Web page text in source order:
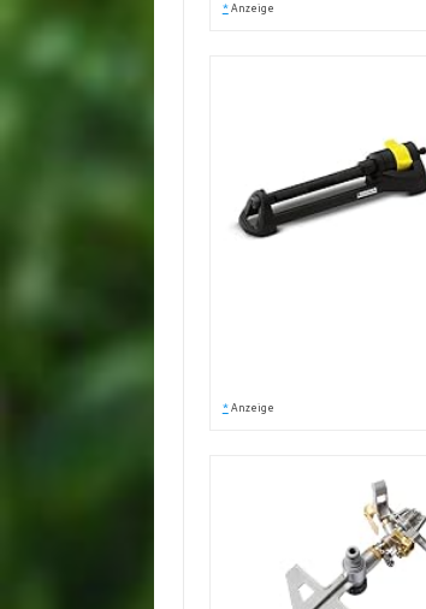
* Anzeige
* Anzeige